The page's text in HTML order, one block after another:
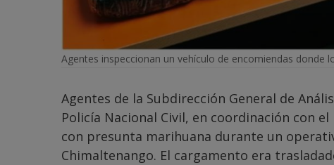
Agentes inspeccionan un vehículo de encomiendas donde
Agentes de la Subdirección General de
Policía Nacional Civil, en coordinación con
con presunta marihuana durante un
Chimaltenango. El cargamento era